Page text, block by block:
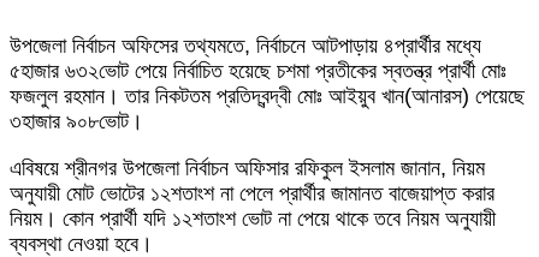
উপজেলা নির্বাচন অফিসের তথ্যমতে, নির্বাচনে আটপাড়ায় ৪প্রার্থীর মধ্যে
৫হাজার ৬৩২ভোট পেয়ে নির্বাচিত হয়েছে চশমা প্রতীকের স্বতন্ত্র প্রার্থী মোঃ
ফজলুল রহমান। তার নিকটতম প্রতিদ্বন্দ্বী মোঃ আইয়ুব খান(আনারস) পেয়েছে
৩হাজার ৯০৮ভোট।
এবিষয়ে শ্রীনগর উপজেলা নির্বাচন অফিসার রফিকুল ইসলাম জানান, নিয়ম
অনুযায়ী মোট ভোটের ১২শতাংশ না পেলে প্রার্থীর জামানত বাজেয়াপ্ত করার
নিয়ম। কোন প্রার্থী যদি ১২শতাংশ ভোট না পেয়ে থাকে তবে নিয়ম অনুযায়ী
ব্যবস্থা নেওয়া হবে।